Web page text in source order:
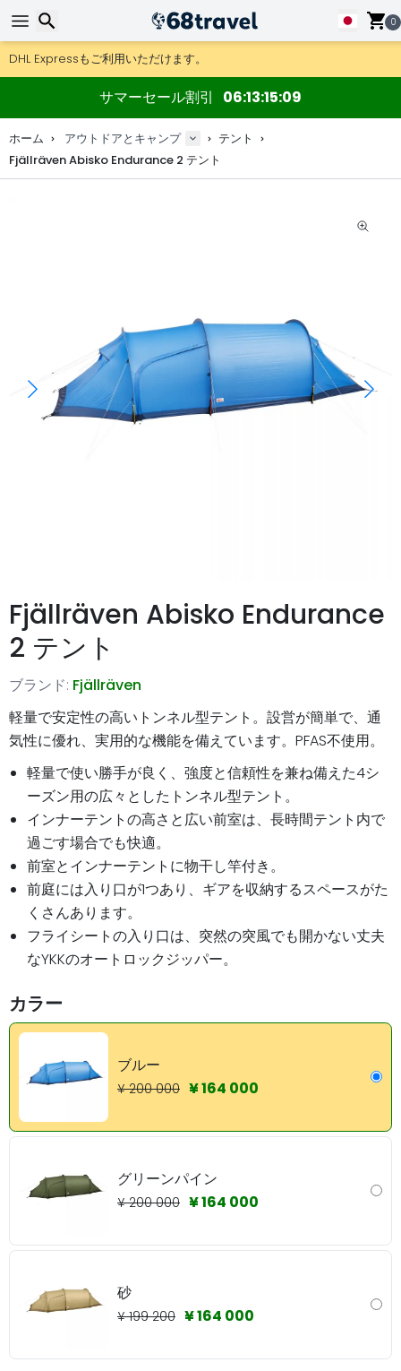
0
DHL Expressもご利用いただけます。
返品は30日間、木製マップやデコは90日間OK.
アウトドア用品やアクセサリーが超お得な価格！
サマーセール割引 06 13 15 08
ホーム アウトドアとキャンプ
テント
Fjällräven Abisko Endurance 2 テント
Fjällräven Abisko Endurance
2 テント
ブランド: Fjällräven
軽量で安定性の高いトンネル型テント。設営が簡単で、通
気性に優れ、実用的な機能を備えています。PFAS不使用。
軽量で使い勝手が良く、強度と信頼性を兼ね備えた4シ
ーズン用の広々としたトンネル型テント。
インナーテントの高さと広い前室は、長時間テント内で
過ごす場合でも快適。
前室とインナーテントに物干し竿付き。
前庭には入り口が1つあり、ギアを収納するスペースがた
くさんあります。
フライシートの入り口は、突然の突風でも開かない丈夫
なYKKのオートロックジッパー。
カラー
ブルー
¥ 200 000 ¥ 164 000
グリーンパイン
¥ 200 000 ¥ 164 000
砂
¥ 199 200 ¥ 164 000